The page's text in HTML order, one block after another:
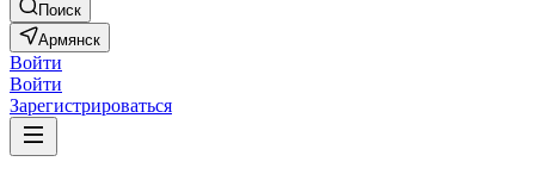
Поиск
Армянск
Войти
Войти
Зарегистрироваться